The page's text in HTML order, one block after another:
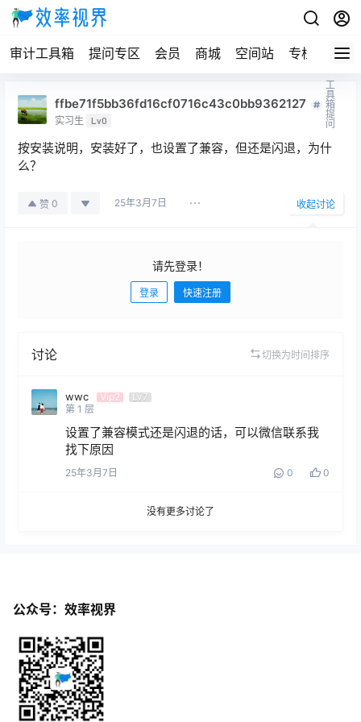
审计工具箱 提问专区 会员 商城 空间站 专栏
ffbe71f5bb36fd16cf0716c43c0bb9362127
实习生 Lv0
工
具
箱
提
问
按安装说明，安装好了，也设置了兼容，但还是闪退，为什
么？
赞 0 25年3月7日 收起讨论
请先登录！
登录 快速注册
讨论 切换为时间排序
wwc Vip2
Lv7
第 1 层
设置了兼容模式还是闪退的话，可以微信联系我
找下原因
25年3月7日 0 0
没有更多讨论了
公众号：效率视界